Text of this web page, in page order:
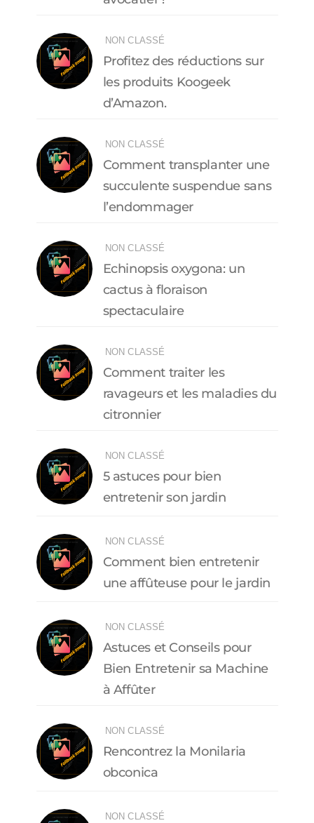
NON CLASSÉ
Profitez des réductions sur
les produits Koogeek
d’Amazon.
NON CLASSÉ
Comment transplanter une
succulente suspendue sans
l’endommager
NON CLASSÉ
Echinopsis oxygona: un
cactus à floraison
spectaculaire
NON CLASSÉ
Comment traiter les
ravageurs et les maladies du
citronnier
NON CLASSÉ
5 astuces pour bien
entretenir son jardin
NON CLASSÉ
Comment bien entretenir
une affûteuse pour le jardin
NON CLASSÉ
Astuces et Conseils pour
Bien Entretenir sa Machine
à Affûter
NON CLASSÉ
Rencontrez la Monilaria
obconica
NON CLASSÉ